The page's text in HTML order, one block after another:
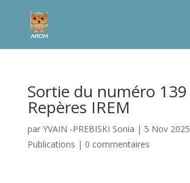
Sortie du numéro 139
Repères IREM
par YVAIN -PREBISKI Sonia | 5 Nov 2025
Publications | 0 commentaires